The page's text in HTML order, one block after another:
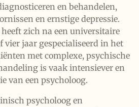
en behandelen,
en ernstige depressie.
heeft zich na een universitaire
vier jaar gespecialiseerd in het
met complexe, psychische
is vaak intensiever en
van een psycholoog.
psycholoog en